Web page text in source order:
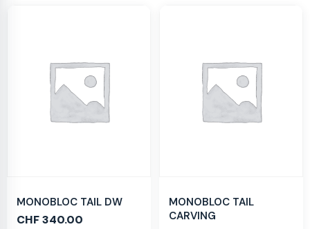
MONOBLOC TAIL DW
CHF340.00
MONOBLOC TAIL
CARVING